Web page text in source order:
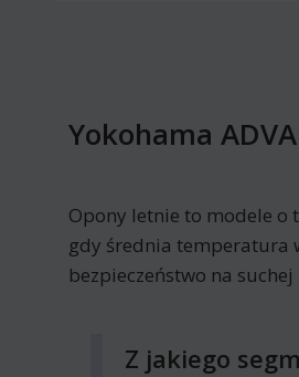
Yokohama
Opony letnie to modele o
gdy średnia temperatura
bezpieczeństwo na
Z jakiego